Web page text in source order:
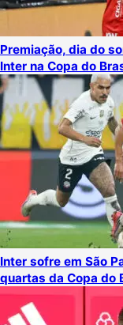
Premiação, dia do
Inter na Copa do
Inter sofre em São
quartas da Copa do